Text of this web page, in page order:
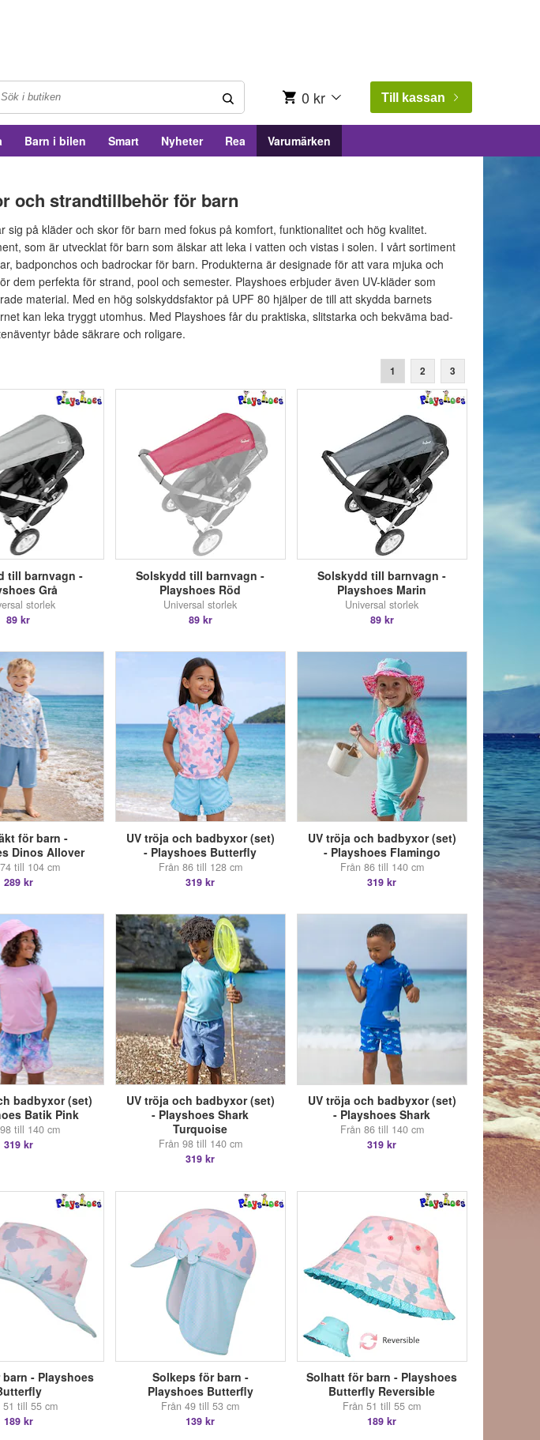
0 kr Till kassan
Barn i bilen Smart Nyheter Rea Varumärken
och strandtillbehör för barn
sig på kläder och skor för barn med fokus på komfort, funktionalitet och hög kvalitet.
som är utvecklat för barn som älskar att leka i vatten och vistas i solen. I vårt sortiment
badponchos och badrockar för barn. Produkterna är designade för att vara mjuka och
dem perfekta för strand, pool och semester. Playshoes erbjuder även UV-kläder som
material. Med en hög solskyddsfaktor på UPF 80 hjälper de till att skydda barnets
kan leka tryggt utomhus. Med Playshoes får du praktiska, slitstarka och bekväma bad-
både säkrare och roligare.
1 2 3
till barnvagn -
Grå
storlek
89 kr
Solskydd till barnvagn -
Playshoes Röd
Universal storlek
89 kr
Solskydd till barnvagn -
Playshoes Marin
Universal storlek
89 kr
för barn -
Dinos Allover
till 104 cm
289 kr
UV tröja och badbyxor (set)
- Playshoes Butterfly
Från 86 till 128 cm
319 kr
UV tröja och badbyxor (set)
- Playshoes Flamingo
Från 86 till 140 cm
319 kr
badbyxor (set)
Batik Pink
till 140 cm
319 kr
UV tröja och badbyxor (set)
- Playshoes Shark
Turquoise
Från 98 till 140 cm
319 kr
UV tröja och badbyxor (set)
- Playshoes Shark
Från 86 till 140 cm
319 kr
- Playshoes
51 till 55 cm
189 kr
Solkeps för barn -
Playshoes Butterfly
Från 49 till 53 cm
139 kr
Solhatt för barn - Playshoes
Butterfly Reversible
Från 51 till 55 cm
189 kr